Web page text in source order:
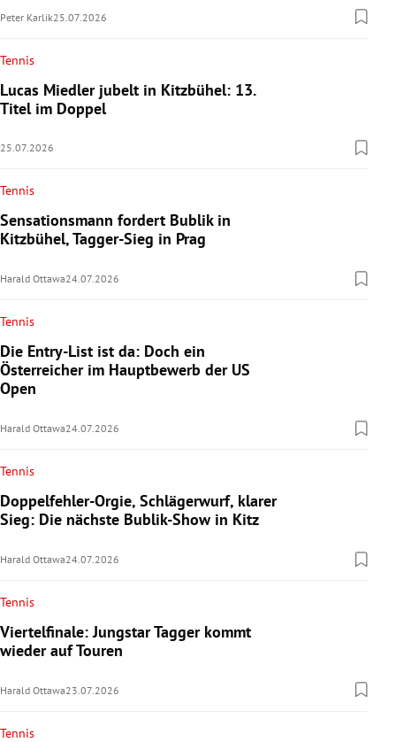
Peter Karlik25.07.2026
Tennis
Lucas Miedler jubelt in Kitzbühel: 13.
Titel im Doppel
25.07.2026
Tennis
Sensationsmann fordert Bublik in
Kitzbühel, Tagger-Sieg in Prag
Harald Ottawa24.07.2026
Tennis
Die Entry-List ist da: Doch ein
Österreicher im Hauptbewerb der US
Open
Harald Ottawa24.07.2026
Tennis
Doppelfehler-Orgie, Schlägerwurf, klarer
Sieg: Die nächste Bublik-Show in Kitz
Harald Ottawa24.07.2026
Tennis
Viertelfinale: Jungstar Tagger kommt
wieder auf Touren
Harald Ottawa23.07.2026
Tennis